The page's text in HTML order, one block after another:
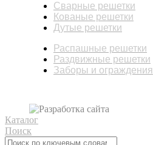
Сварные решетки
Кованые решетки
Дутые решетки
Распашные решетки
Раздвижные решетки
Заборы и ограждения
Каталог
Поиск